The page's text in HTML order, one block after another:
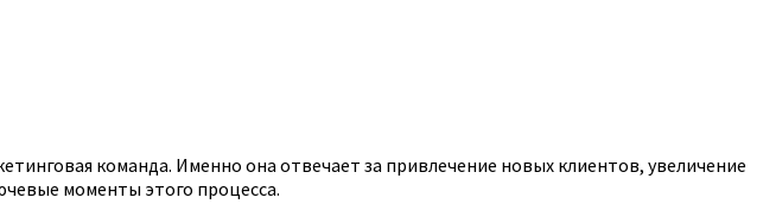
команда. Именно она отвечает за привлечение новых клиентов, увеличение
моменты этого процесса.